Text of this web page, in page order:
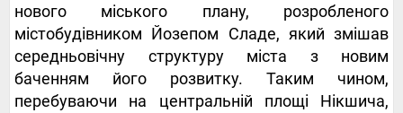
нового міського плану, розробленого
містобудівником Йозепом Сладе, який змішав
середньовічну структуру міста з новим
баченням його розвитку. Таким чином,
перебуваючи на центральній площі Нікшича,